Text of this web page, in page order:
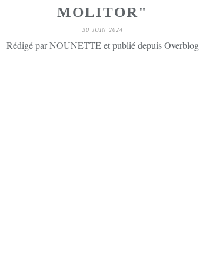
MOLITOR"
30 JUIN 2024
Rédigé par NOUNETTE et publié depuis Overblog